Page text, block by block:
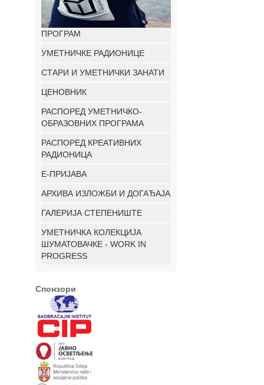
ПРОГРАМ
УМЕТНИЧКЕ РАДИОНИЦЕ
СТАРИ И УМЕТНИЧКИ ЗАНАТИ
ЦЕНОВНИК
РАСПОРЕД УМЕТНИЧКО-
ОБРАЗОВНИХ ПРОГРАМА
РАСПОРЕД КРЕАТИВНИХ
РАДИОНИЦА
E-ПРИЈАВА
АРХИВА ИЗЛОЖБИ И ДОГАЂАЈА
ГАЛЕРИЈА СТЕПЕНИШТЕ
УМЕТНИЧКА КОЛЕКЦИЈА
ШУМАТОВАЧКЕ - WORK IN
PROGRESS
Спонзори